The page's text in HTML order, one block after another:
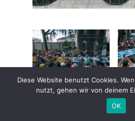
Oliver Naesen und Felix Gall
mit einem Rückstand von
Diese Website benutzt Cookies.
nutzt, gehen wir von deinem
OK